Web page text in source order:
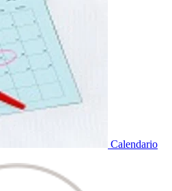
Calendario